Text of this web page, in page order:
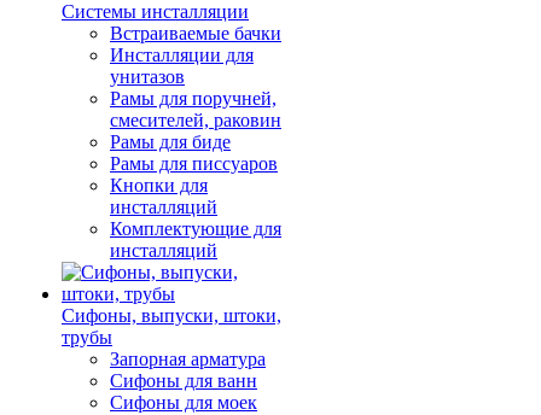
Системы инсталляции
Встраиваемые бачки
Инсталляции для
унитазов
Рамы для поручней,
смесителей, раковин
Рамы для биде
Рамы для писсуаров
Кнопки для
инсталляций
Комплектующие для
инсталляций
Сифоны, выпуски, штоки,
трубы
Запорная арматура
Сифоны для ванн
Сифоны для моек